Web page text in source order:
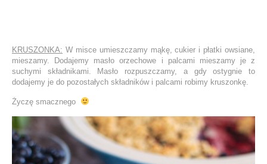
KRUSZONKA: W misce umieszczamy mąkę, cukier i płatki owsiane,
mieszamy. Dodajemy masło orzechowe i palcami mieszamy je z
suchymi składnikami. Masło rozpuszczamy, a gdy ostygnie to
dodajemy je do pozostałych składników i palcami robimy kruszonkę.
Życzę smacznego